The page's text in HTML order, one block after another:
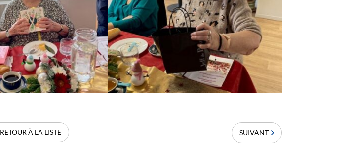
RETOUR À LA LISTE SUIVANT